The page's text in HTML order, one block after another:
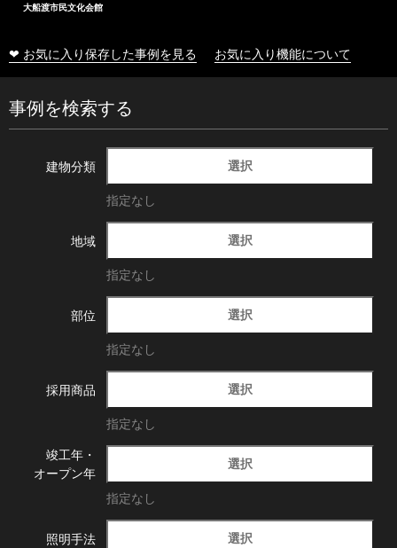
大船渡市民文化会館
❤ お気に入り保存した事例を見る お気に入り機能について
事例を検索する
建物分類 選択
指定なし
地域 選択
指定なし
部位 選択
指定なし
採用商品 選択
指定なし
竣工年・
オープン年
選択
指定なし
照明手法 選択